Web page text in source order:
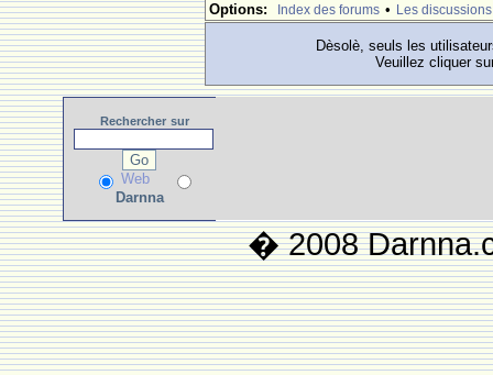
Options: Index des forums • Les discussions
Dèsolè, seuls les
Veuillez cliquer
Rechercher sur
Web
Darnna
� 2008